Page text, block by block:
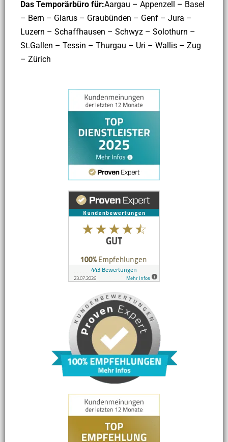
Das Temporärbüro für:Aargau – Appenzell – Basel
– Bern – Glarus – Graubünden – Genf – Jura –
Luzern – Schaffhausen – Schwyz – Solothurn –
St.Gallen – Tessin – Thurgau – Uri – Wallis – Zug
– Zürich